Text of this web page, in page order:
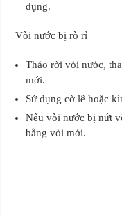
dụng.
Vòi nước bị rò rỉ
Tháo rời vòi nước,
mới.
Sử dụng cờ lê hoặc
Nếu vòi nước bị nứt
bằng vòi mới.